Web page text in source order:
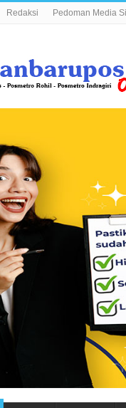
Redaksi Pedoman Media